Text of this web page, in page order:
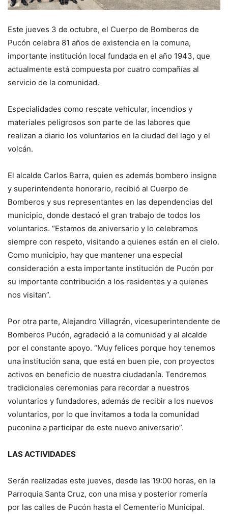
Este jueves 3 de octubre, el Cuerpo de Bomberos de
Pucón celebra 81 años de existencia en la comuna,
importante institución local fundada en el año 1943, que
actualmente está compuesta por cuatro compañías al
servicio de la comunidad.
Especialidades como rescate vehicular, incendios y
materiales peligrosos son parte de las labores que
realizan a diario los voluntarios en la ciudad del lago y el
volcán.
El alcalde Carlos Barra, quien es además bombero insigne
y superintendente honorario, recibió al Cuerpo de
Bomberos y sus representantes en las dependencias del
municipio, donde destacó el gran trabajo de todos los
voluntarios. “Estamos de aniversario y lo celebramos
siempre con respeto, visitando a quienes están en el cielo.
Como municipio, hay que mantener una especial
consideración a esta importante institución de Pucón por
su importante contribución a los residentes y a quienes
nos visitan”.
Por otra parte, Alejandro Villagrán, vicesuperintendente de
Bomberos Pucón, agradeció a la comunidad y al alcalde
por el constante apoyo. “Muy felices porque hoy tenemos
una institución sana, que está en buen pie, con proyectos
activos en beneficio de nuestra ciudadanía. Tendremos
tradicionales ceremonias para recordar a nuestros
voluntarios y fundadores, además de recibir a los nuevos
voluntarios, por lo que invitamos a toda la comunidad
puconina a participar de este nuevo aniversario”.
LAS ACTIVIDADES
Serán realizadas este jueves, desde las 19:00 horas, en la
Parroquia Santa Cruz, con una misa y posterior romería
por las calles de Pucón hasta el Cementerio Municipal.